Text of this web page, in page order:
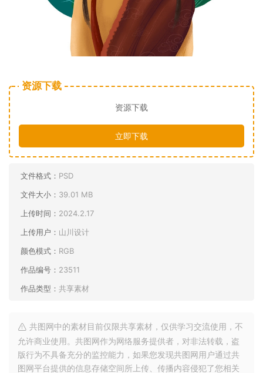
资源下载
资源下载
立即下载
文件格式： PSD
文件大小： 39.01 MB
上传时间： 2024.2.17
上传用户： 山川设计
颜色模式： RGB
作品编号： 23511
作品类型： 共享素材
共图网中的素材目前仅限共享素材，仅供学习交流使用，不
允许商业使用。共图网作为网络服务提供者，对非法转载，盗
版行为不具备充分的监控能力，如果您发现共图网用户通过共
图网平台提供的信息存储空间所上传、传播内容侵犯了您相关